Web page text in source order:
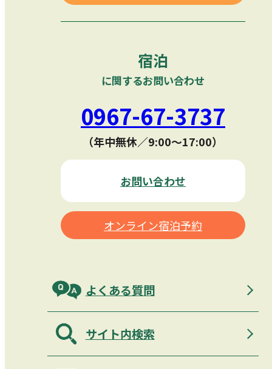
宿泊
に関するお問い合わせ
0967-67-3737
（年中無休／9:00〜17:00）
お問い合わせ
オンライン宿泊予約
よくある質問
サイト内検索